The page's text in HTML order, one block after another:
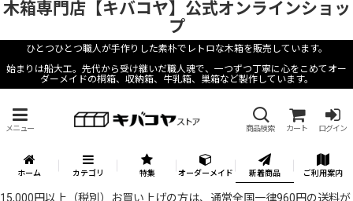
木箱専門店【キバコヤ】公式オンラインショッ
プ
ひとつひとつ職人が手作りした素朴でレトロな木箱を販売しています。
始まりは船大工。先代から受け継いだ職人魂で、一つずつ丁寧に心をこめてオー
ダーメイドの桐箱、収納箱、牛乳箱、巣箱など製作しています。
メニュー 商品検索 カート ログイン
ホーム カテゴリ 特集 オーダーメイド 新着商品 ご利用案内
15,000円以上（税別）お買い上げの方は、通常全国一律960円の送料が